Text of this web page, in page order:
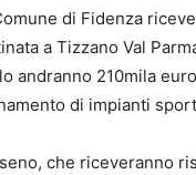
di Fidenza
a Tizzano Val
210mila
di impianti
che riceveranno